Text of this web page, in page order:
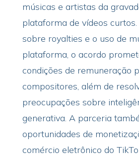
músicas e artistas da
plataforma de vídeos
sobre royalties e o uso de
plataforma, o acordo
condições de remuneração
compositores, além de
preocupações sobre
generativa. A parceria
oportunidades de
comércio eletrônico do